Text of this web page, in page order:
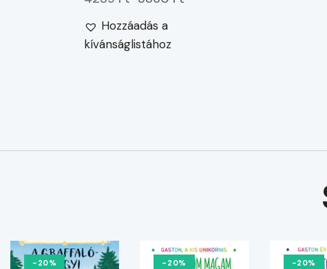
Hozzáadás a
kívánságlistához
-20% -20% -20%